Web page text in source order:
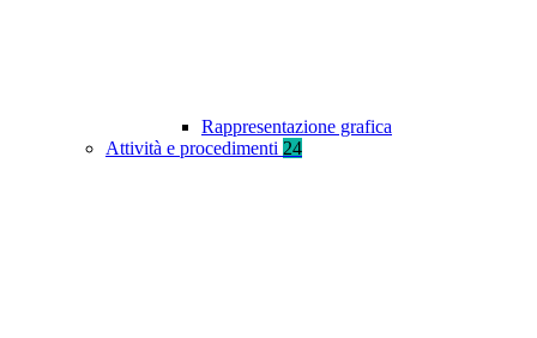
Rappresentazione grafica
Attività e procedimenti 24